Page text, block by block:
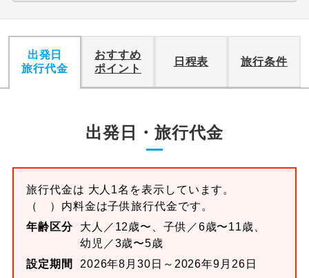
出発日
旅行代金
おすすめ
ポイント
日程表 旅行条件
出発日・旅行代金
旅行代金は 大人1名を表示しています。
（ ）内料金は子供旅行代金です。
年齢区分
大人／12歳〜、子供／6歳〜11歳、
幼児／3歳〜5歳
設定期間
2026年8月30日～2026年9月26日